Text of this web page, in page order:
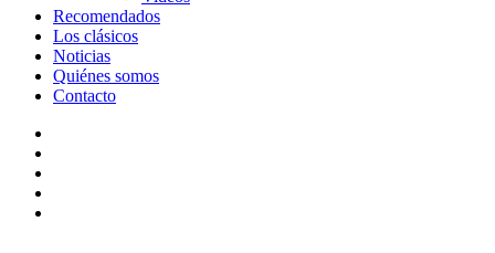
Recomendados
Los clásicos
Noticias
Quiénes somos
Contacto